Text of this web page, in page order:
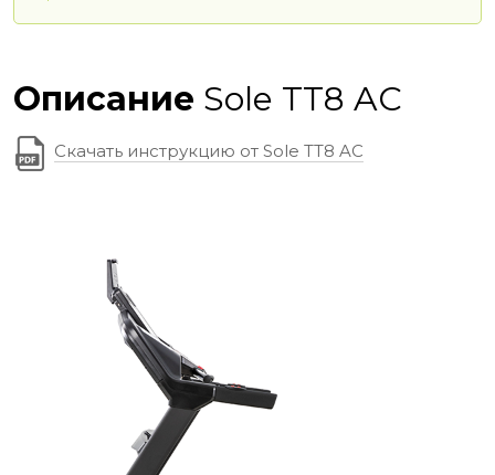
Описание Sole TT8 AC
Скачать инструкцию от Sole TT8 AC